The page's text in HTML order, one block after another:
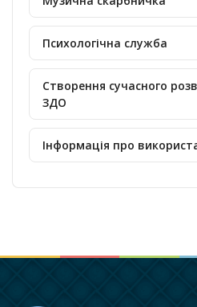
Психологічна служба
Створення сучасного
ЗДО
Інформація про